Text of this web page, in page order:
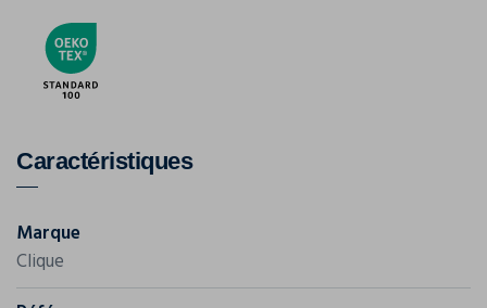
Caractéristiques
Marque
Clique